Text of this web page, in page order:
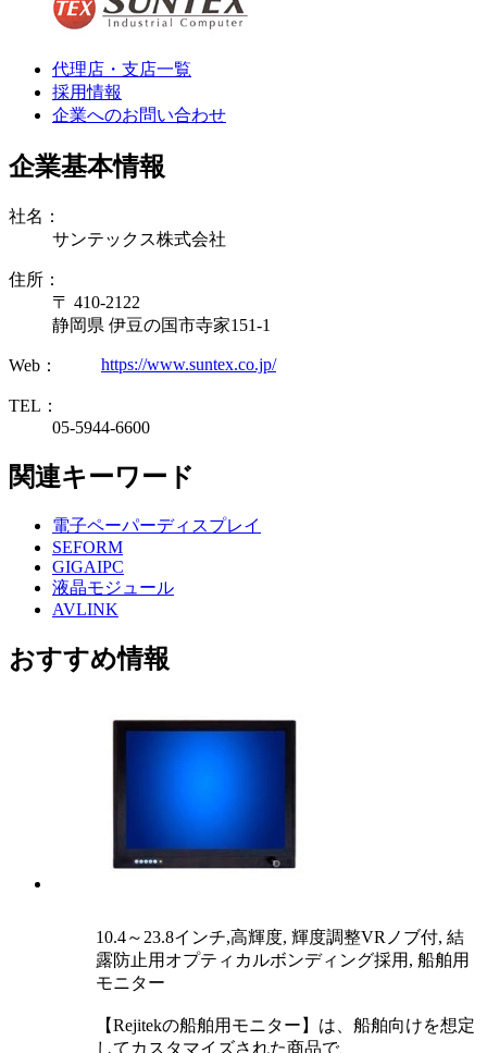
代理店・支店一覧
採用情報
企業へのお問い合わせ
企業基本情報
社名：
サンテックス株式会社
住所：
〒 410-2122
静岡県 伊豆の国市寺家151-1
Web： https://www.suntex.co.jp/
TEL：
05-5944-6600
関連キーワード
電子ペーパーディスプレイ
SEFORM
GIGAIPC
液晶モジュール
AVLINK
おすすめ情報
10.4～23.8インチ,高輝度, 輝度調整VRノブ付, 結
露防止用オプティカルボンディング採用, 船舶用
モニター
【Rejitekの船舶用モニター】は、船舶向けを想定
してカスタマイズされた商品で、